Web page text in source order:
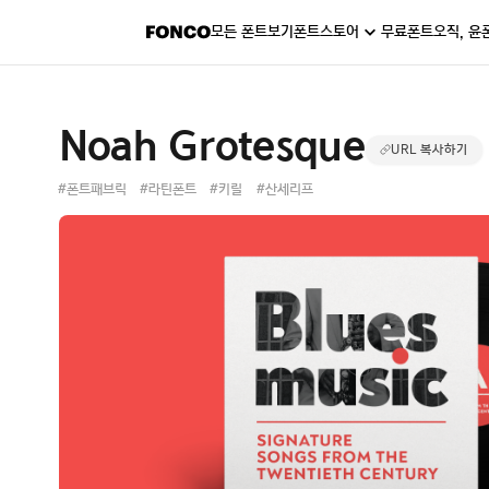
모든 폰트보기폰트스토어 무료폰트오직, 윤
Noah Grotesque URL 복사하기
#폰트패브릭 #라틴폰트 #키릴 #산세리프